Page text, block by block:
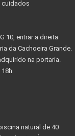
cuidados
10, entrar a direita
da Cachoeira Grande.
na portaria.
natural de 40